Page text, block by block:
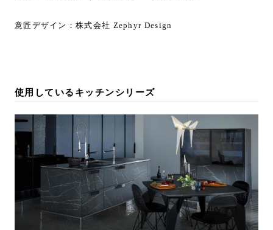
意匠デザイン：株式会社 Zephyr Design
使用しているキッチンシリーズ